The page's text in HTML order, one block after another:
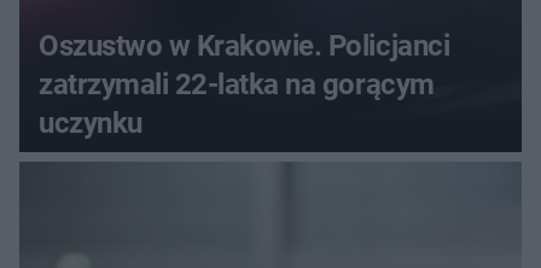
Oszustwo w Krakowie. Policjanci
zatrzymali 22-latka na gorącym
uczynku